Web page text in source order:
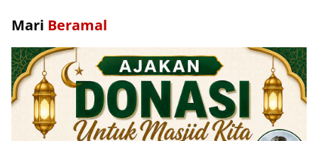
Mari Beramal